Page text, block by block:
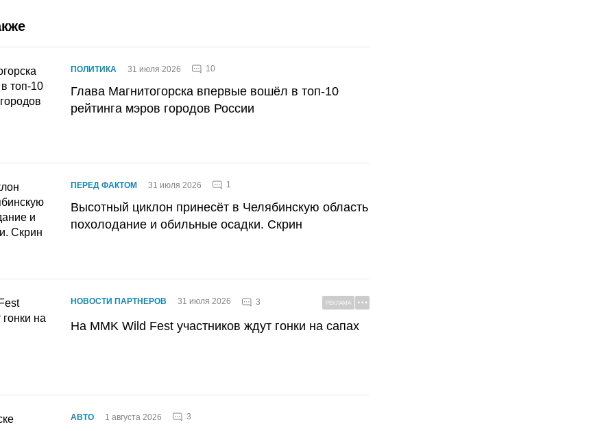
ПОЛИТИКА 31 июля 2026 10
Глава Магнитогорска впервые вошёл в топ-10
рейтинга мэров городов России
ПЕРЕД ФАКТОМ 31 июля 2026 1
Высотный циклон принесёт в Челябинскую область
похолодание и обильные осадки. Скрин
НОВОСТИ ПАРТНЕРОВ 31 июля 2026 3 РЕКЛАМА
На MMK Wild Fest участников ждут гонки на сапах
АВТО 1 августа 2026 3